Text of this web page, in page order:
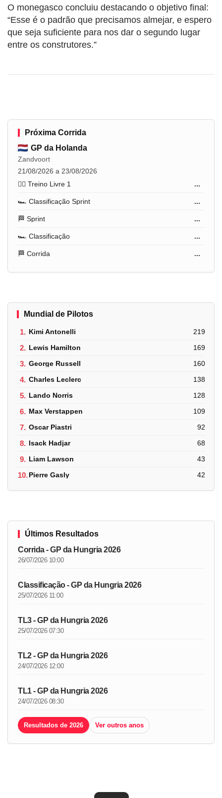
O monegasco concluiu destacando o objetivo final:
“Esse é o padrão que precisamos almejar, e espero
que seja suficiente para nos dar o segundo lugar
entre os construtores.”
Próxima Corrida
GP da Holanda
Zandvoort
21/08/2026 a 23/08/2026
🏋️‍♂️ Treino Livre 1
...
🏎️ Classificação Sprint ...
🏁 Sprint ...
🏎️ Classificação ...
🏁 Corrida ...
Mundial de Pilotos
1. Kimi Antonelli 219
2. Lewis Hamilton 169
3. George Russell 160
4. Charles Leclerc 138
5. Lando Norris 128
6. Max Verstappen 109
7. Oscar Piastri 92
8. Isack Hadjar 68
9. Liam Lawson 43
10.Pierre Gasly 42
Últimos Resultados
Corrida - GP da Hungria 2026
26/07/2026 10:00
Classificação - GP da Hungria 2026
25/07/2026 11:00
TL3 - GP da Hungria 2026
25/07/2026 07:30
TL2 - GP da Hungria 2026
24/07/2026 12:00
TL1 - GP da Hungria 2026
24/07/2026 08:30
Resultados de 2026 Ver outros anos